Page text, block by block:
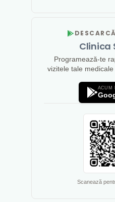
Clinica
Programează-te
vizitele tale
ACUM
Scanează